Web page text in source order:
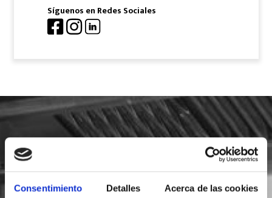
Consentimiento Detalles Acerca de las cookies
Síguenos en Redes Sociales
SOLICITA INFORMACIÓN